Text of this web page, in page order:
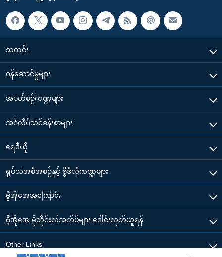
သတင်း
၀န်ဆောင်မှုများ
အပတ်စဉ်ကဏ္ဍများ
အင်္ဂလိပ်သင်ခန်းစာများ
ရေဒီယို
ရုပ်သံအစီအစဉ်နှင့် ဗွီဒီယိုကဏ္ဍများ
ဗွီအိုအေအကြောင်း
ဗွီအိုအေ မိုဘိုင်းလ်အက်ပ်များ ဒေါင်းလုတ်ယူရန်
Other Links